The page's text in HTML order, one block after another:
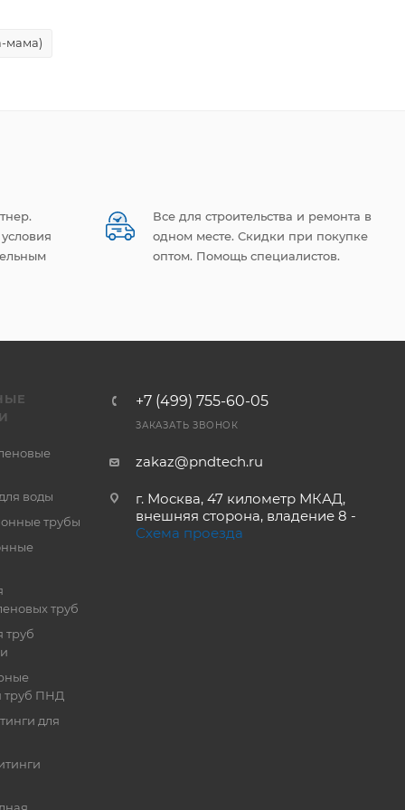
мама)
Все для строительства и ремонта в
одном месте. Скидки при покупке
оптом. Помощь специалистов.
воды
трубы
труб
труб
труб ПНД
для
+7 (499) 755-60-05
ЗАКАЗАТЬ ЗВОНОК
zakaz@pndtech.ru
г. Москва, 47 километр МКАД,
внешняя сторона, владение 8 -
Схема проезда